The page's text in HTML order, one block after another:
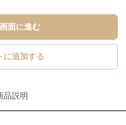
面に進む
に追加する
品説明